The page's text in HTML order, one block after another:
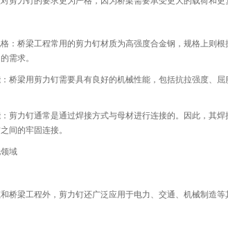
：桥梁工程常用的剪力钉材质为高强度合金钢，规格上则
需求。
桥梁用剪力钉需要具有良好的机械性能，包括抗拉强度、
剪力钉通常是通过焊接方式与母材进行连接的。因此，其
间的牢固连接。
域
桥梁工程外，剪力钉还广泛应用于电力、交通、机械制造